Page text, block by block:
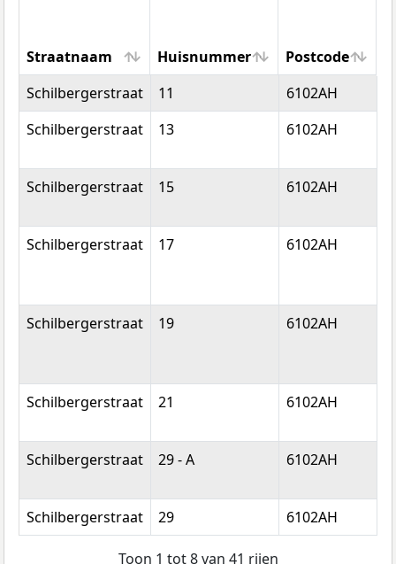
Straatnaam Huisnummer Postcode
Straatnaam
Huisnummer Postcode
Schilbergerstraat 11 6102AH
Schilbergerstraat
13 6102AH
Schilbergerstraat 15 6102AH
Schilbergerstraat 17 6102AH
Schilbergerstraat 19 6102AH
Schilbergerstraat 21 6102AH
Schilbergerstraat 29 - A 6102AH
Schilbergerstraat 29 6102AH
Toon 1 tot 8 van 41 rijen